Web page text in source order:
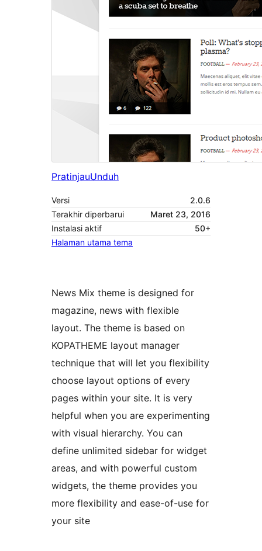
PratinjauUnduh
Versi
2.0.6
Terakhir diperbarui
Maret 23, 2016
Instalasi aktif
50+
Halaman utama tema
News Mix theme is designed for
magazine, news with flexible
layout. The theme is based on
KOPATHEME layout manager
technique that will let you flexibility
choose layout options of every
pages within your site. It is very
helpful when you are experimenting
with visual hierarchy. You can
define unlimited sidebar for widget
areas, and with powerful custom
widgets, the theme provides you
more flexibility and ease-of-use for
your site